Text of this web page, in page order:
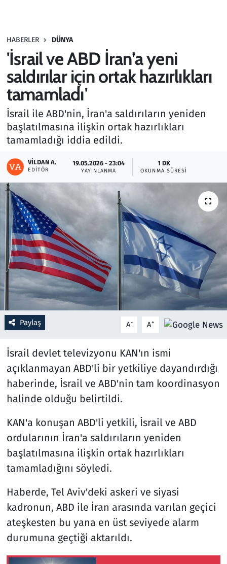
HABERLER DÜNYA
'İsrail ve ABD İran’a yeni
saldırılar için ortak hazırlıkları
tamamladı'
İsrail ile ABD'nin, İran'a saldırıların yeniden
başlatılmasına ilişkin ortak hazırlıkları
tamamladığı iddia edildi.
VILDAN A.
EDITÖR
19.05.2026 - 23:04
YAYINLANMA
1 DK
OKUNMA SÜRESI
Paylaş A- A+
İsrail devlet televizyonu KAN'ın ismi
açıklanmayan ABD'li bir yetkiliye dayandırdığı
haberinde, İsrail ve ABD'nin tam koordinasyon
halinde olduğu belirtildi.
KAN'a konuşan ABD'li yetkili, İsrail ve ABD
ordularının İran'a saldırıların yeniden
başlatılmasına ilişkin ortak hazırlıkları
tamamladığını söyledi.
Haberde, Tel Aviv'deki askeri ve siyasi
kadronun, ABD ile İran arasında varılan geçici
ateşkesten bu yana en üst seviyede alarm
durumuna geçtiği aktarıldı.
Haber
Kültür Sanat
Kurumsal Haberler
Lezzet Durağı
Memur ve Kamu
Otomobil
Oyun
Ramazan
Resmi İlanlar
Rüya Tabirleri
Sağlık
Savunma Sanayi
Seçim 2023
Spor
Teknoloji ve Bilim
Televizyon